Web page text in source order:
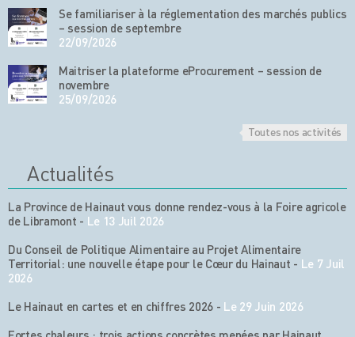
Se familiariser à la réglementation des marchés publics
– session de septembre
22/09/2026
Maitriser la plateforme eProcurement – session de
novembre
25/09/2026
Toutes nos activités
Actualités
La Province de Hainaut vous donne rendez-vous à la Foire agricole
de Libramont - Le 13 Juil 2026
Du Conseil de Politique Alimentaire au Projet Alimentaire
Territorial: une nouvelle étape pour le Cœur du Hainaut - Le 7 Juil
2026
Le Hainaut en cartes et en chiffres 2026 - Le 29 Juin 2026